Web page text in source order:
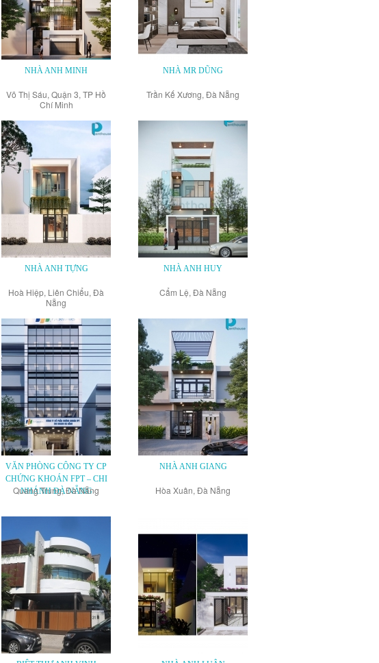
NHÀ ANH MINH
Võ Thị Sáu, Quận 3, TP Hồ
Chí Minh
NHÀ MR DŨNG
Trần Kế Xương, Đà Nẵng
NHÀ ANH TỰNG
Hoà Hiệp, Liên Chiểu, Đà
Nẵng
NHÀ ANH HUY
Cẩm Lệ, Đà Nẵng
VĂN PHÒNG CÔNG TY CP
CHỨNG KHOÁN FPT – CHI
NHÁNH ĐÀ NẴNG
Quang Trung, Đà Nẵng
NHÀ ANH GIANG
Hòa Xuân, Đà Nẵng